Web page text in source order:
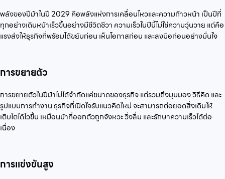
พลังของปีม้าในปี 2029 คือพลังแห่งการเคลื่อนไหวและความก้าวหน้า เป็นปีที่
ทุกอย่างเดินหน้าเร็วขึ้นอย่างมีชีวิตชีวา ความเร็วในปีนี้ไม่ใช่ความวุ่นวาย แต่คือ
แรงส่งให้ธุรกิจที่พร้อมได้ขยับก่อน เห็นโอกาสก่อน และลงมือก่อนอย่างมั่นใจ
การขยายตัว
การขยายตัวในปีม้าไม่ได้จำกัดแค่ขนาดของธุรกิจ แต่รวมถึงมุมมอง วิธีคิด และ
รูปแบบการทำงาน ธุรกิจที่เปิดใจรับแนวคิดใหม่ จะสามารถต่อยอดสิ่งเดิมให้
เติบโตได้ไวขึ้น เหมือนม้าที่ออกตัวถูกจังหวะ วิ่งลื่น และรักษาความเร็วได้ต่อ
เนื่อง
การแข่งขันสูง